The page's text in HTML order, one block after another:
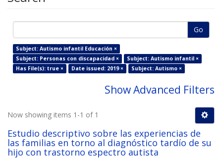
Go
Subject: Autismo infantil Educación ×
Subject: Personas con discapacidad ×
Subject: Autismo infantil ×
Has File(s): true ×
Date issued: 2019 × Subject: Autismo ×
Show Advanced Filters
Now showing items 1-1 of 1
Estudio descriptivo sobre las experiencias de
las familias en torno al diagnóstico tardío de su
hijo con trastorno espectro autista